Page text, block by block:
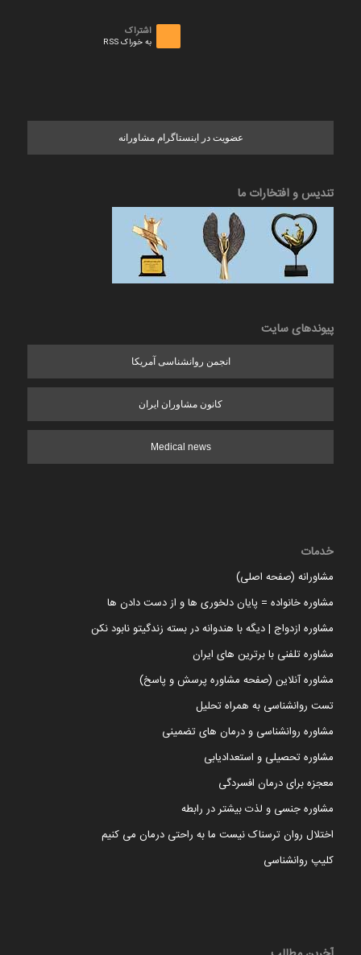
اشتراک
به خوراک RSS
عضویت در اینستاگرام مشاورانه
تندیس و افتخارات ما
پیوندهای سایت
انجمن روانشناسی آمریکا
کانون مشاوران ایران
Medical news
خدمات
مشاورانه (صفحه اصلی)
مشاوره خانواده = پایان دلخوری ها و از دست دادن ها
مشاوره ازدواج | دیگه با هندوانه در بسته زندگیتو نابود نکن
مشاوره تلفنی با برترین های ایران
مشاوره آنلاین (صفحه مشاوره پرسش و پاسخ)
تست روانشناسی به همراه تحلیل
مشاوره روانشناسی و درمان های تضمینی
مشاوره تحصیلی و استعدادیابی
معجزه برای درمان افسردگی
مشاوره جنسی و لذت بیشتر در رابطه
اختلال روان ترسناک نیست ما به راحتی درمان می کنیم
کلیپ روانشناسی